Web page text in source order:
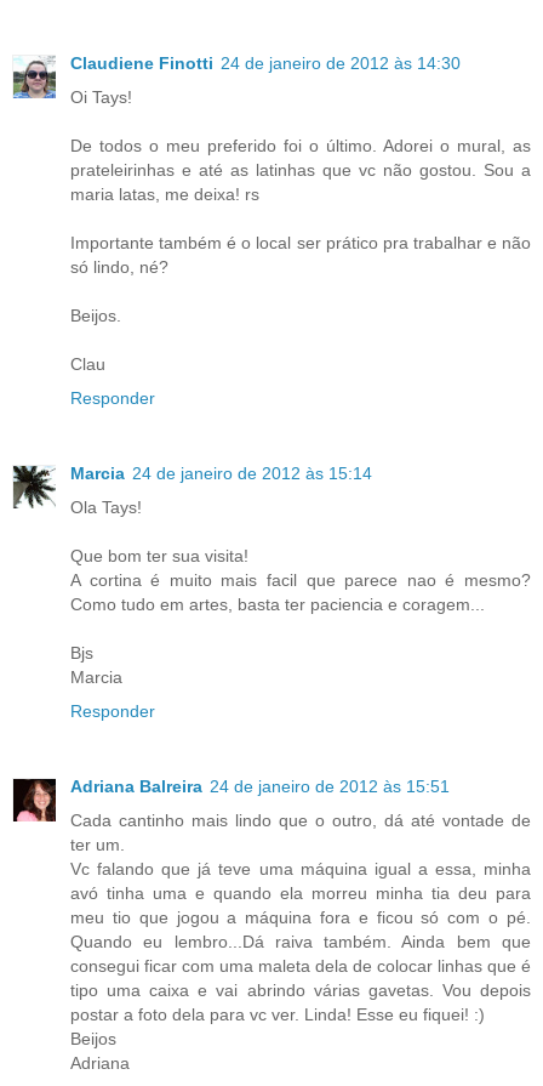
Claudiene Finotti 24 de janeiro de 2012 às 14:30
Oi Tays!
De todos o meu preferido foi o último. Adorei o mural, as
prateleirinhas e até as latinhas que vc não gostou. Sou a
maria latas, me deixa! rs
Importante também é o local ser prático pra trabalhar e não
só lindo, né?
Beijos.
Clau
Responder
Marcia 24 de janeiro de 2012 às 15:14
Ola Tays!
Que bom ter sua visita!
A cortina é muito mais facil que parece nao é mesmo?
Como tudo em artes, basta ter paciencia e coragem...
Bjs
Marcia
Responder
Adriana Balreira 24 de janeiro de 2012 às 15:51
Cada cantinho mais lindo que o outro, dá até vontade de
ter um.
Vc falando que já teve uma máquina igual a essa, minha
avó tinha uma e quando ela morreu minha tia deu para
meu tio que jogou a máquina fora e ficou só com o pé.
Quando eu lembro...Dá raiva também. Ainda bem que
consegui ficar com uma maleta dela de colocar linhas que é
tipo uma caixa e vai abrindo várias gavetas. Vou depois
postar a foto dela para vc ver. Linda! Esse eu fiquei! :)
Beijos
Adriana